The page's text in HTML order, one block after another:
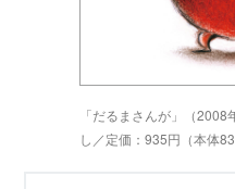
「だるまさんが」（
し／定価：935円（本体